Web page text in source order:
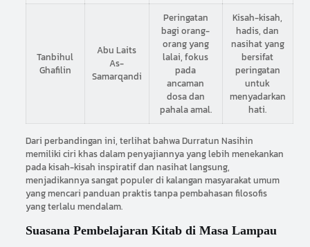
Tanbihul
Ghafilin
Abu Laits
As-
Samarqandi
Peringatan
bagi orang-
orang yang
lalai, fokus
pada
ancaman
dosa dan
pahala amal.
Kisah-kisah,
hadis, dan
nasihat yang
bersifat
peringatan
untuk
menyadarkan
hati.
Dari perbandingan ini, terlihat bahwa Durratun Nasihin
memiliki ciri khas dalam penyajiannya yang lebih menekankan
pada kisah-kisah inspiratif dan nasihat langsung,
menjadikannya sangat populer di kalangan masyarakat umum
yang mencari panduan praktis tanpa pembahasan filosofis
yang terlalu mendalam.
Suasana Pembelajaran Kitab di Masa Lampau